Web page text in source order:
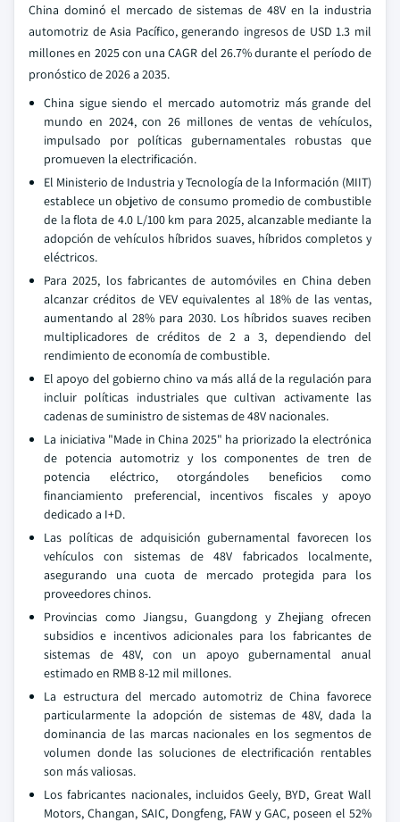
China dominó el mercado de sistemas de 48V en la industria
automotriz de Asia Pacífico, generando ingresos de USD 1.3 mil
millones en 2025 con una CAGR del 26.7% durante el período de
pronóstico de 2026 a 2035.
China sigue siendo el mercado automotriz más grande del
mundo en 2024, con 26 millones de ventas de vehículos,
impulsado por políticas gubernamentales robustas que
promueven la electrificación.
El Ministerio de Industria y Tecnología de la Información (MIIT)
establece un objetivo de consumo promedio de combustible
de la flota de 4.0 L/100 km para 2025, alcanzable mediante la
adopción de vehículos híbridos suaves, híbridos completos y
eléctricos.
Para 2025, los fabricantes de automóviles en China deben
alcanzar créditos de VEV equivalentes al 18% de las ventas,
aumentando al 28% para 2030. Los híbridos suaves reciben
multiplicadores de créditos de 2 a 3, dependiendo del
rendimiento de economía de combustible.
El apoyo del gobierno chino va más allá de la regulación para
incluir políticas industriales que cultivan activamente las
cadenas de suministro de sistemas de 48V nacionales.
La iniciativa "Made in China 2025" ha priorizado la electrónica
de potencia automotriz y los componentes de tren de
potencia eléctrico, otorgándoles beneficios como
financiamiento preferencial, incentivos fiscales y apoyo
dedicado a I+D.
Las políticas de adquisición gubernamental favorecen los
vehículos con sistemas de 48V fabricados localmente,
asegurando una cuota de mercado protegida para los
proveedores chinos.
Provincias como Jiangsu, Guangdong y Zhejiang ofrecen
subsidios e incentivos adicionales para los fabricantes de
sistemas de 48V, con un apoyo gubernamental anual
estimado en RMB 8-12 mil millones.
La estructura del mercado automotriz de China favorece
particularmente la adopción de sistemas de 48V, dada la
dominancia de las marcas nacionales en los segmentos de
volumen donde las soluciones de electrificación rentables
son más valiosas.
Los fabricantes nacionales, incluidos Geely, BYD, Great Wall
Motors, Changan, SAIC, Dongfeng, FAW y GAC, poseen el 52%